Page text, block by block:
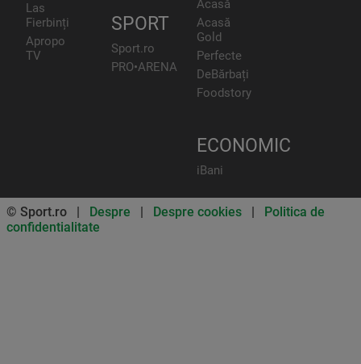
Las
Fierbinți
Apropo
TV
SPORT
Sport.ro
PRO•ARENA
Acasă
Acasă
Gold
Perfecte
DeBărbați
Foodstory
ECONOMIC
iBani
© Sport.ro | Despre | Despre cookies | Politica de
confidentialitate